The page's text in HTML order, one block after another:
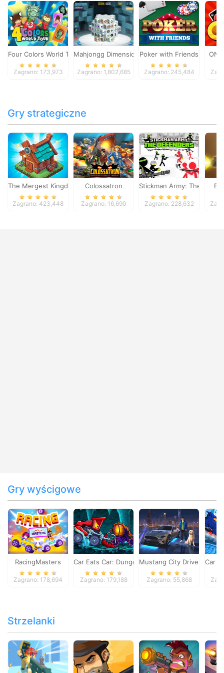
Four Colors World Tour
Zagrano: 173,973
Mahjongg Dimensions
Zagrano: 1,802,685
Poker with Friends
Zagrano: 245,484
Gry strategiczne
The Mergest Kingdom
Zagrano: 423,448
Colossatron
Zagrano: 16,690
Stickman Army: The
Zagrano: 228,632
Gry wyścigowe
RacingMasters
Zagrano: 178,694
Car Eats Car: Dungeon Adventure
Zagrano: 179,188
Mustang City Driver
Zagrano: 55,868
Car
Strzelanki